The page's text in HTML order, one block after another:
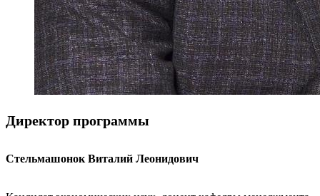
Директор программы
Стельмашонок Виталий Леонидович